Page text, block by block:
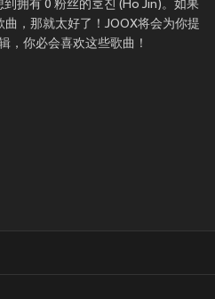
拥有 0 粉丝的호진 (Ho Jin)。如果
，那就太好了！JOOX将会为你提
，你必会喜欢这些歌曲！